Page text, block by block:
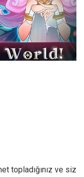
topladığınız ve siz